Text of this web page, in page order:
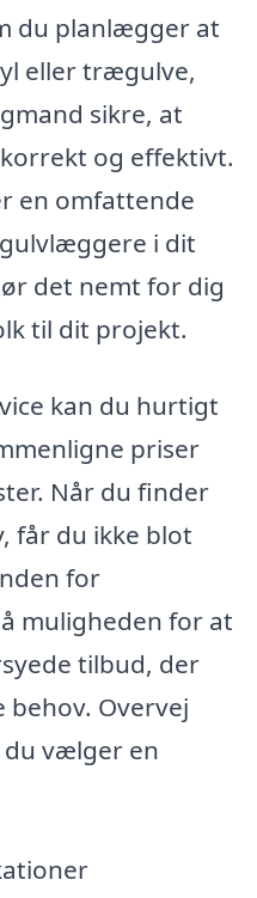
du planlægger at
eller trægulve,
sikre, at
og effektivt.
en omfattende
i dit
det nemt for dig
til dit projekt.
kan du hurtigt
priser
Når du finder
får du ikke blot
for
muligheden for at
tilbud, der
behov. Overvej
vælger en